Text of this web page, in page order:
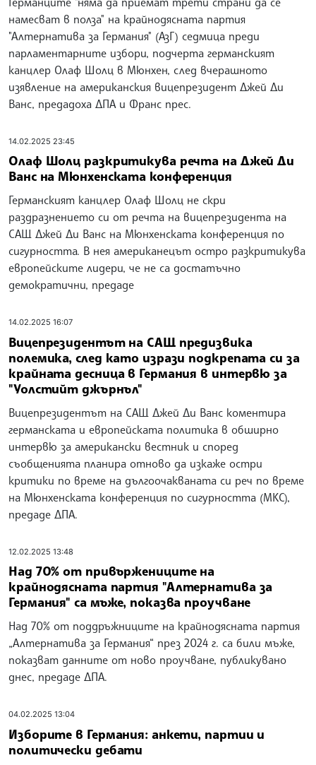
намесват в полза" на крайнодясната партия
"Алтернатива за Германия" (АзГ) седмица преди
парламентарните избори, подчерта германският
канцлер Олаф Шолц в Мюнхен, след вчерашното
изявление на американския вицепрезидент Джей Ди
Ванс, предадоха ДПА и Франс прес.
14.02.2025 23:45
Олаф Шолц разкритикува речта на Джей Ди
Ванс на Мюнхенската конференция
Германският канцлер Олаф Шолц не скри
раздразнението си от речта на вицепрезидента на
САЩ Джей Ди Ванс на Мюнхенската конференция по
сигурността. В нея американецът остро разкритикува
европейските лидери, че не са достатъчно
демократични, предаде
14.02.2025 16:07
Вицепрезидентът на САЩ предизвика
полемика, след като изрази подкрепата си за
крайната десница в Германия в интервю за
"Уолстийт джърнъл"
Вицепрезидентът на САЩ Джей Ди Ванс коментира
германската и европейската политика в обширно
интервю за американски вестник и според
съобщенията планира отново да изкаже остри
критики по време на дългоочакваната си реч по време
на Мюнхенската конференция по сигурността (МКС),
предаде ДПА.
12.02.2025 13:48
Над 70% от привържениците на
крайнодясната партия "Алтернатива за
Германия" са мъже, показва проучване
Над 70% от поддръжниците на крайнодясната партия
„Алтернатива за Германия“ през 2024 г. са били мъже,
показват данните от ново проучване, публикувано
днес, предаде ДПА.
04.02.2025 13:04
Изборите в Германия: анкети, партии и
политически дебати